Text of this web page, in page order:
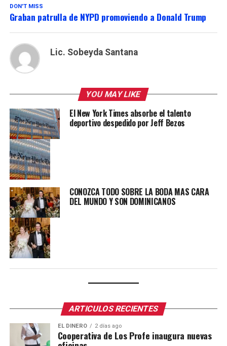
DON'T MISS
Graban patrulla de NYPD promoviendo a Donald Trump
Lic. Sobeyda Santana
YOU MAY LIKE
El New York Times absorbe el talento
deportivo despedido por Jeff Bezos
CONOZCA TODO SOBRE LA BODA MAS CARA
DEL MUNDO Y SON DOMINICANOS
ARTICULOS RECIENTES
EL DINERO 2 días ago
Cooperativa de Los Profe inaugura nuevas